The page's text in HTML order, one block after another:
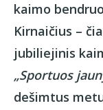
kaimo
Kirnaičius –
jubiliejinis
„Sportuos
dešimtus